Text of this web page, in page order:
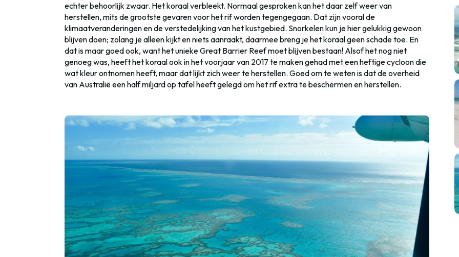
echter behoorlijk zwaar. Het koraal verbleekt. Normaal gesproken kan het daar zelf weer van
herstellen, mits de grootste gevaren voor het rif worden tegengegaan. Dat zijn vooral de
klimaatveranderingen en de verstedelijking van het kustgebied. Snorkelen kun je hier gelukkig gewoon
blijven doen; zolang je alleen kijkt en niets aanraakt, daarmee breng je het koraal geen schade toe. En
dat is maar goed ook, want het unieke Great Barrier Reef moet blijven bestaan! Alsof het nog niet
genoeg was, heeft het koraal ook in het voorjaar van 2017 te maken gehad met een heftige cycloon die
wat kleur ontnomen heeft, maar dat lijkt zich weer te herstellen. Goed om te weten is dat de overheid
van Australië een half miljard op tafel heeft gelegd om het rif extra te beschermen en herstellen.